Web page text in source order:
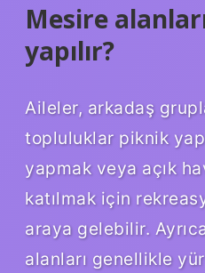
Mesire
yapılır?
Aileler, arkadaş
topluluklar piknik
yapmak veya açık
katılmak için
araya gelebilir.
alanları genellikle